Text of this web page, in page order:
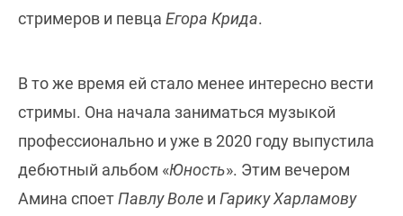
стримеров и певца Егора Крида.
В то же время ей стало менее интересно вести
стримы. Она начала заниматься музыкой
профессионально и уже в 2020 году выпустила
дебютный альбом «Юность». Этим вечером
Амина споетПавлу Воле и Гарику Харламову